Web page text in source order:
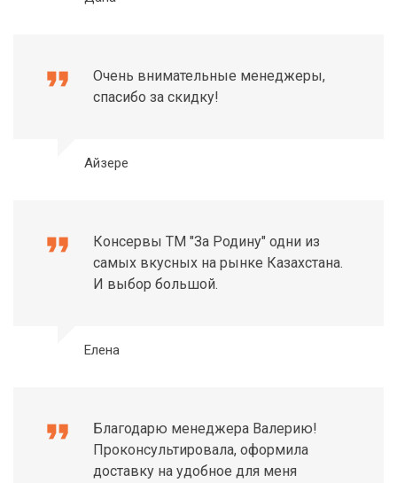
format_quote
Очень внимательные менеджеры,
спасибо за скидку!
Айзере
format_quote
Консервы ТМ "За Родину" одни из
самых вкусных на рынке Казахстана.
И выбор большой.
Елена
format_quote
Благодарю менеджера Валерию!
Проконсультировала, оформила
доставку на удобное для меня